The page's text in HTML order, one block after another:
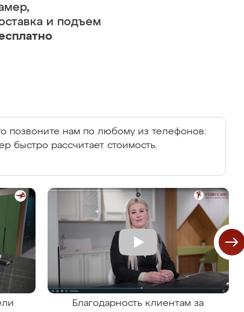
и подъем
позвоните нам по любому из телефонов:
быстро рассчитает стоимость.
Благодарность клиентам за